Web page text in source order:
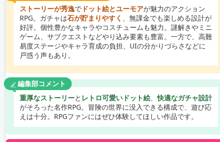
ストーリーが秀逸で ドット絵とユーモアが魅力のアクション
RPG。ガチャは石が貯まりやすく 、無課金でも楽しめる設計が
好評。個性豊かなキャラやコスチュームも魅力。謎解きやミニ
ゲーム、サブクエストなどやり込み要素も豊富。一方で、高難
易度ステージやキャラ育成の負担、UIの分かりづらさなどに
戸惑う声もあり。
編集部コメント
重厚なストーリーと レトロ可愛いドット絵、快適なガチャ設計
がそろった名作RPG。冒険の世界に没入できる構成で、遊び応
えは十分。RPGファンにはぜひ体験してほしい作品です。